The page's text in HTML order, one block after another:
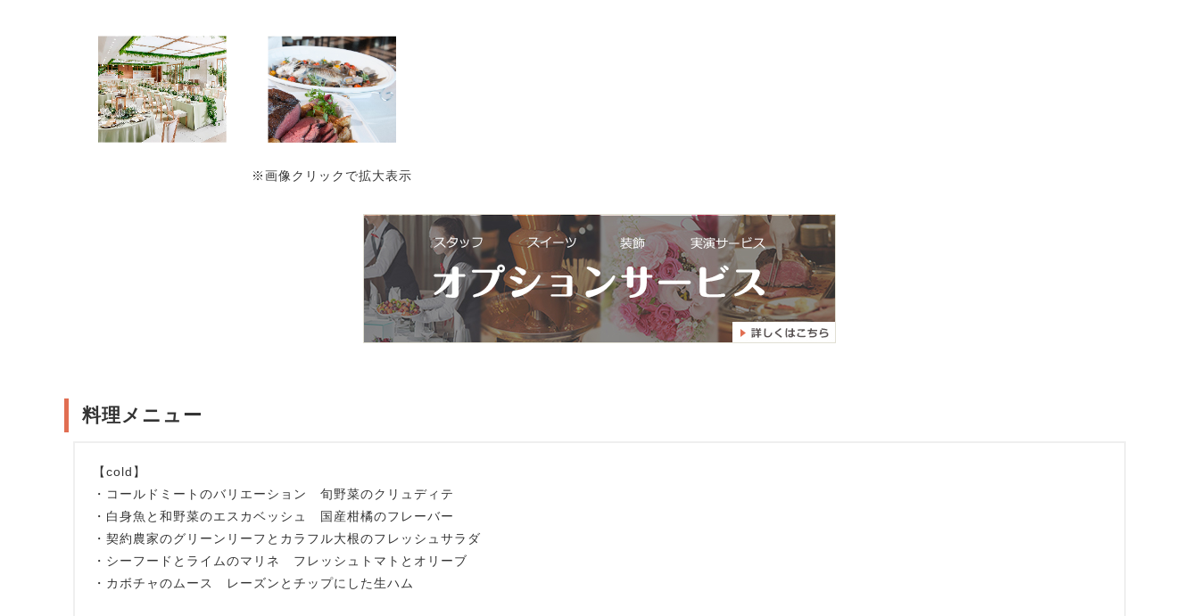
※画像クリックで拡大表示
料理メニュー
【cold】
・コールドミートのバリエーション 旬野菜のクリュディテ
・白身魚と和野菜のエスカベッシュ 国産柑橘のフレーバー
・契約農家のグリーンリーフとカラフル大根のフレッシュサラダ
・シーフードとライムのマリネ フレッシュトマトとオリーブ
・カボチャのムース レーズンとチップにした生ハム